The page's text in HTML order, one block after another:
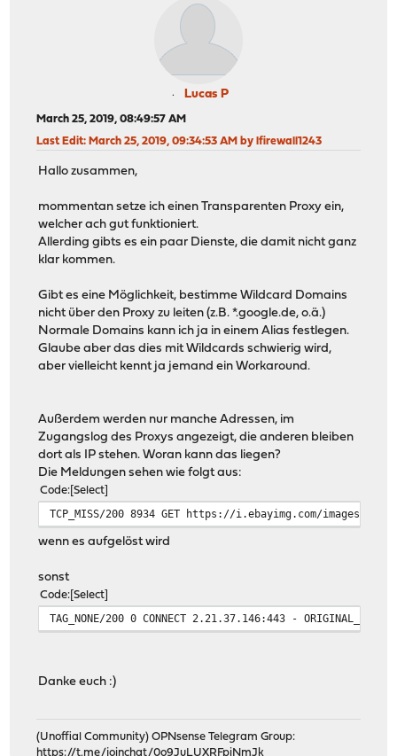
Lucas P
March 25, 2019, 08:49:57 AM
Last Edit: March 25, 2019, 09:34:53 AM by lfirewall1243
Hallo zusammen,
mommentan setze ich einen Transparenten Proxy ein,
welcher ach gut funktioniert.
Allerding gibts es ein paar Dienste, die damit nicht ganz
klar kommen.
Gibt es eine Möglichkeit, bestimme Wildcard Domains
nicht über den Proxy zu leiten (z.B. *.google.de, o.ä.)
Normale Domains kann ich ja in einem Alias festlegen.
Glaube aber das dies mit Wildcards schwierig wird,
aber vielleicht kennt ja jemand ein Workaround.
Außerdem werden nur manche Adressen, im
Zugangslog des Proxys angezeigt, die anderen bleiben
dort als IP stehen. Woran kann das liegen?
Die Meldungen sehen wie folgt aus:
Code Select
TCP_MISS/200 8934 GET https://i.ebayimg.com/images/g/
wenn es aufgelöst wird
sonst
Code Select
TAG_NONE/200 0 CONNECT 2.21.37.146:443 -
Danke euch :)
(Unoffial Community) OPNsense Telegram Group:
https://t.me/joinchat/0o9JuLUXRFpiNmJk